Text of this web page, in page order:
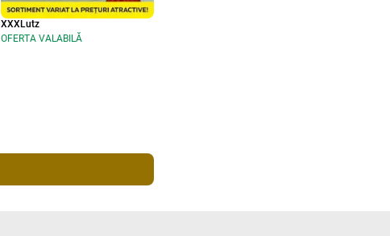
XXXLutz
OFERTA VALABILĂ